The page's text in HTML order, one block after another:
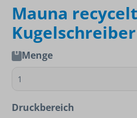
Mauna
Kugelschreiber
Menge
Druckbereich